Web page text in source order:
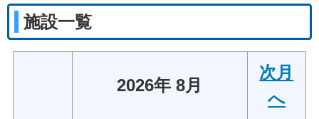
施設一覧
2026年 8月
次月
へ